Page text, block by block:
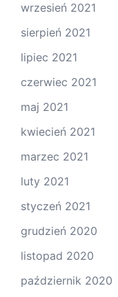
wrzesień 2021
sierpień 2021
lipiec 2021
czerwiec 2021
maj 2021
kwiecień 2021
marzec 2021
luty 2021
styczeń 2021
grudzień 2020
listopad 2020
październik 2020